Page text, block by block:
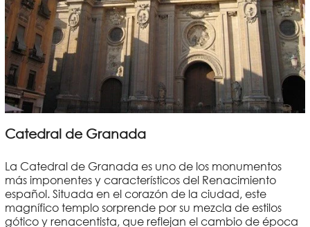
Catedral de Granada
La Catedral de Granada es uno de los monumentos
más imponentes y característicos del Renacimiento
español. Situada en el corazón de la ciudad, este
magnífico templo sorprende por su mezcla de estilos
gótico y renacentista, que reflejan el cambio de época